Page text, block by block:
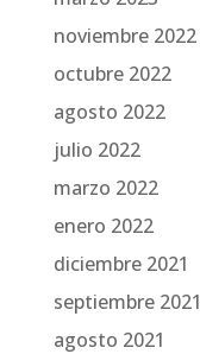
noviembre 2022
octubre 2022
agosto 2022
julio 2022
marzo 2022
enero 2022
diciembre 2021
septiembre 2021
agosto 2021